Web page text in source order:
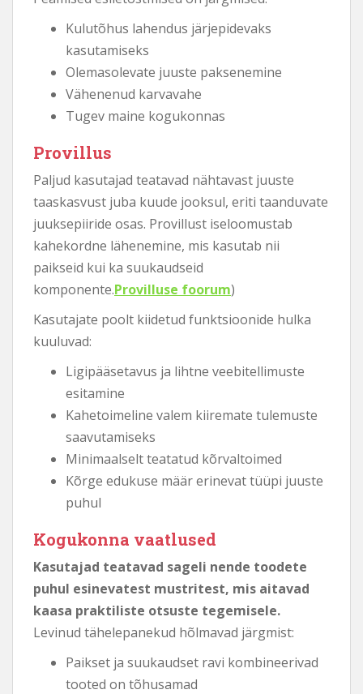
Kulutõhus lahendus järjepidevaks
kasutamiseks
Olemasolevate juuste paksenemine
Vähenenud karvavahe
Tugev maine kogukonnas
Provillus
Paljud kasutajad teatavad nähtavast juuste
taaskasvust juba kuude jooksul, eriti taanduvate
juuksepiiride osas. Provillust iseloomustab
kahekordne lähenemine, mis kasutab nii
paikseid kui ka suukaudseid
komponente.Provilluse foorum)
Kasutajate poolt kiidetud funktsioonide hulka
kuuluvad:
Ligipääsetavus ja lihtne veebitellimuste
esitamine
Kahetoimeline valem kiiremate tulemuste
saavutamiseks
Minimaalselt teatatud kõrvaltoimed
Kõrge edukuse määr erinevat tüüpi juuste
puhul
Kogukonna vaatlused
Kasutajad teatavad sageli nende toodete
puhul esinevatest mustritest, mis aitavad
kaasa praktiliste otsuste tegemisele.
Levinud tähelepanekud hõlmavad järgmist:
Paikset ja suukaudset ravi kombineerivad
tooted on tõhusamad